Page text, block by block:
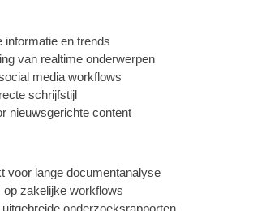
informatie en trends
van realtime onderwerpen
media workflows
schrijfstijl
nieuwsgerichte content
voor lange documentanalyse
op zakelijke workflows
onderzoeksrapporten